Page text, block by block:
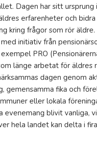
Dagen har sitt
erfarenheter och
kring frågor som rör äldre.
initiativ från
PRO
länge arbetat för äldres
dagen genom
gemensamma fika och
eller lokala
evenemang blivit vanliga,
hela landet kan delta i